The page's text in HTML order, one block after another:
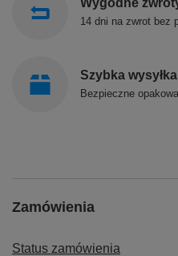
Wygodne
14 dni na zwrot bez
Szybka wysyłka
Bezpieczne
Zamówienia
Status zamówienia